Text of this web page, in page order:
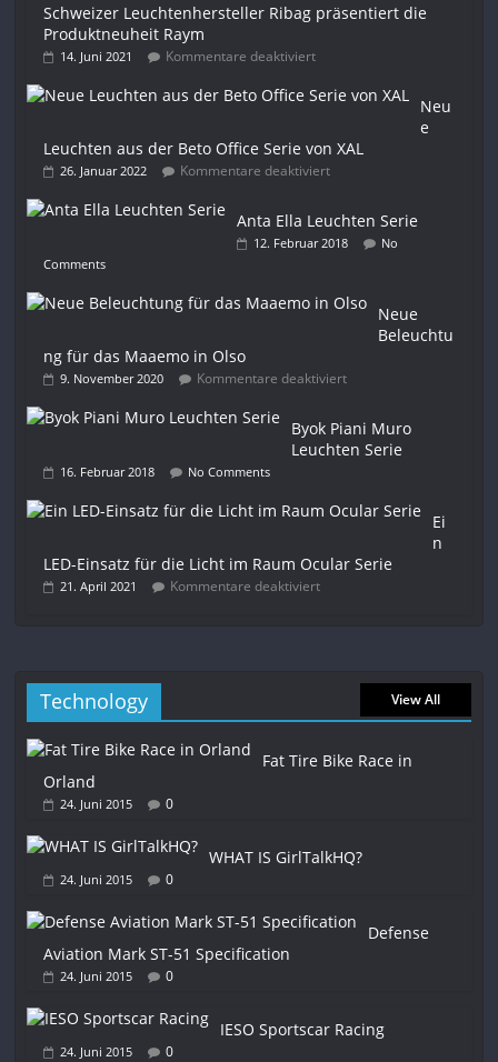
Schweizer Leuchtenhersteller Ribag präsentiert die
Produktneuheit Raym
14. Juni 2021 Kommentare deaktiviert
Neu
e
Leuchten aus der Beto Office Serie von XAL
26. Januar 2022 Kommentare deaktiviert
Anta Ella Leuchten Serie
12. Februar 2018
No
Comments
Neue
Beleuchtu
ng für das Maaemo in Olso
9. November 2020 Kommentare deaktiviert
Byok Piani Muro
Leuchten Serie
16. Februar 2018 No Comments
Ei
n
LED-Einsatz für die Licht im Raum Ocular Serie
21. April 2021 Kommentare deaktiviert
Technology View All
Fat Tire Bike Race in
Orland
24. Juni 2015 0
WHAT IS GirlTalkHQ?
24. Juni 2015 0
Defense
Aviation Mark ST-51 Specification
24. Juni 2015 0
IESO Sportscar Racing
24. Juni 2015 0